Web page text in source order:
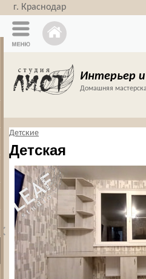
г. Краснодар
Интерьер
Домашняя
Детские
Детская